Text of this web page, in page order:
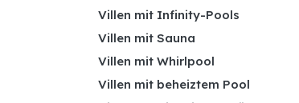
Villen mit Infinity-Pools
Villen mit Sauna
Villen mit Whirlpool
Villen mit beheiztem Pool